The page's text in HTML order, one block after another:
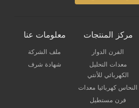
معلومات عنا
ملف الشركة
شهادة شرف
مركز المنتجات
الفرن الدوار
معدات التحليل
الكهربائي للأنتي
النحاس كهربائيا معدات
فرن مستطيل